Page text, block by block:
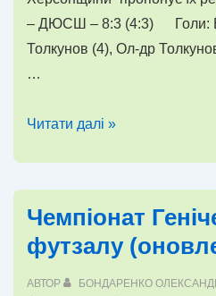
– ДЮСШ – 8:3 (4:3) Голи:
Толкунов (4), Ол-др
…
Чемпіонат
8
тур
Читати далі »
Чемпіонат
футзалу
АВТОР БОНДАРЕНКО